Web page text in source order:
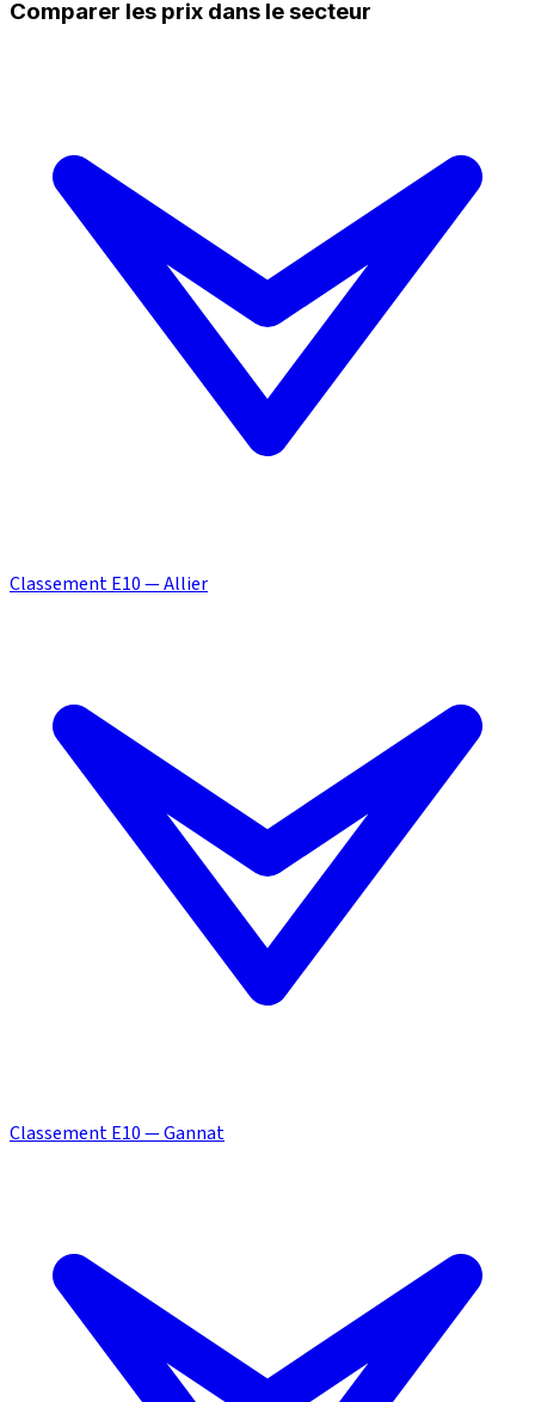
Comparer les prix dans le secteur
Classement E10 — Allier
Classement E10 — Gannat